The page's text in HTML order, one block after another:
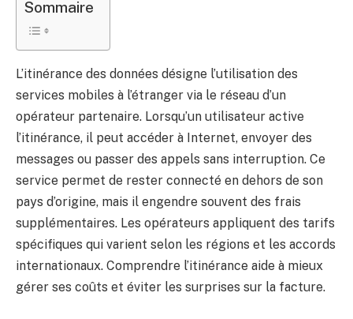
Sommaire
L’itinérance des données désigne l’utilisation des
services mobiles à l’étranger via le réseau d’un
opérateur partenaire. Lorsqu’un utilisateur active
l’itinérance, il peut accéder à Internet, envoyer des
messages ou passer des appels sans interruption. Ce
service permet de rester connecté en dehors de son
pays d’origine, mais il engendre souvent des frais
supplémentaires. Les opérateurs appliquent des tarifs
spécifiques qui varient selon les régions et les accords
internationaux. Comprendre l’itinérance aide à mieux
gérer ses coûts et éviter les surprises sur la facture.